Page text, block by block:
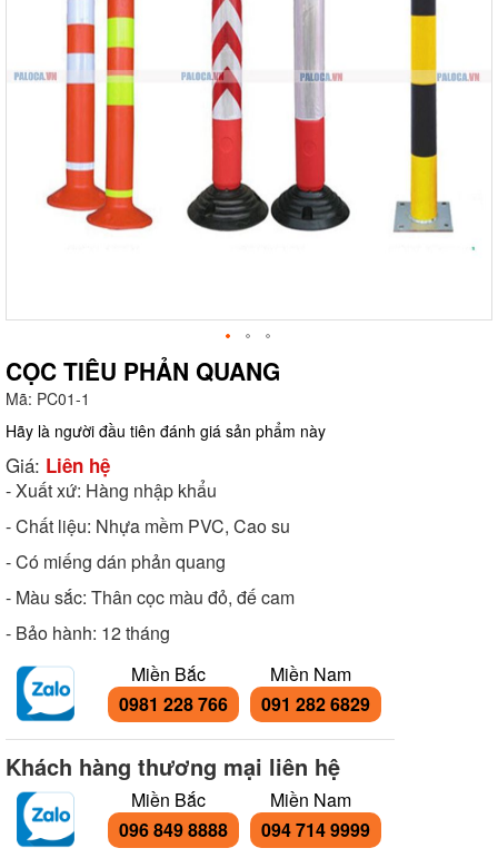
CỌC TIÊU PHẢN QUANG
Mã: PC01-1
Hãy là người đầu tiên đánh giá sản phẩm này
Giá: Liên hệ
- Xuất xứ: Hàng nhập khẩu
- Chất liệu: Nhựa mềm PVC, Cao su
- Có miếng dán phản quang
- Màu sắc: Thân cọc màu đỏ, đế cam
- Bảo hành: 12 tháng
Miền Bắc
0981 228 766
Miền Nam
091 282 6829
Khách hàng thương mại liên hệ
Miền Bắc
096 849 8888
Miền Nam
094 714 9999